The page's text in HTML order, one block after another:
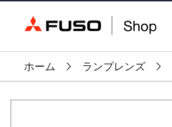
ホーム ランプレンズ